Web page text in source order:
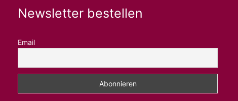
Newsletter bestellen
Email